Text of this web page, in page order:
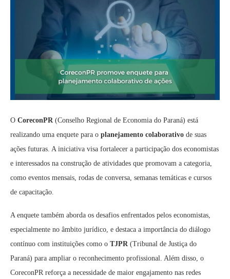
O CoreconPR(Conselho Regional de Economia do Paraná) está
realizando uma enquete para o planejamento colaborativo de suas
ações futuras. A iniciativa visa fortalecer a participação dos economistas
e interessados na construção de atividades que promovam a categoria,
como eventos mensais, rodas de conversa, semanas temáticas e cursos
de capacitação.
A enquete também aborda os desafios enfrentados pelos economistas,
especialmente no âmbito jurídico, e destaca a importância do diálogo
contínuo com instituições como o TJPR(Tribunal de Justiça do
Paraná) para ampliar o reconhecimento profissional. Além disso, o
CoreconPR reforça a necessidade de maior engajamento nas redes